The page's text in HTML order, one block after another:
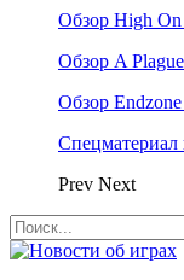
Обзор High
Обзор A
Обзор
Спецматериал
Prev Next